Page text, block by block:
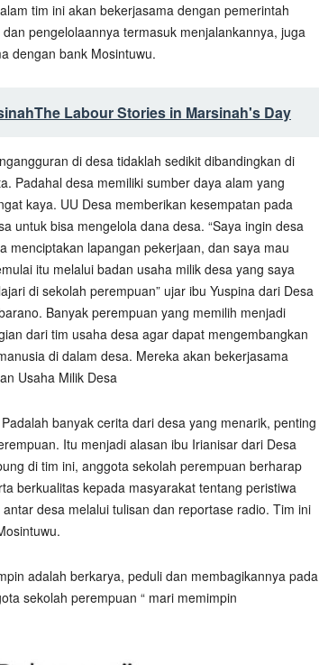
tim ini akan bekerjasama dengan pemerintah
pengelolaannya termasuk menjalankannya, juga
dengan bank Mosintuwu.
The Labour Stories in Marsinah's Day
di desa tidaklah sedikit dibandingkan di
Padahal desa memiliki sumber daya alam yang
kaya. UU Desa memberikan kesempatan pada
untuk bisa mengelola dana desa. “Saya ingin desa
menciptakan lapangan pekerjaan, dan saya mau
itu melalui badan usaha milik desa yang saya
di sekolah perempuan” ujar ibu Yuspina dari Desa
Banyak perempuan yang memilih menjadi
dari tim usaha desa agar dapat mengembangkan
di dalam desa. Mereka akan bekerjasama
Usaha Milik Desa
banyak cerita dari desa yang menarik, penting
Itu menjadi alasan ibu Irianisar dari Desa
di tim ini, anggota sekolah perempuan berharap
berkualitas kepada masyarakat tentang peristiwa
desa melalui tulisan dan reportase radio. Tim ini
adalah berkarya, peduli dan membagikannya pada
sekolah perempuan “ mari memimpin